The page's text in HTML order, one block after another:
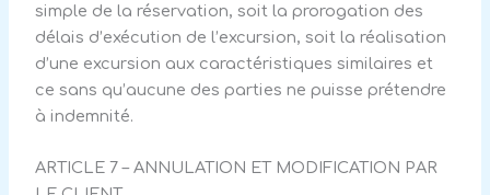
simple de la réservation, soit la prorogation des
délais d’exécution de l’excursion, soit la réalisation
d’une excursion aux caractéristiques similaires et
ce sans qu’aucune des parties ne puisse prétendre
à indemnité.
ARTICLE 7 – ANNULATION ET MODIFICATION PAR